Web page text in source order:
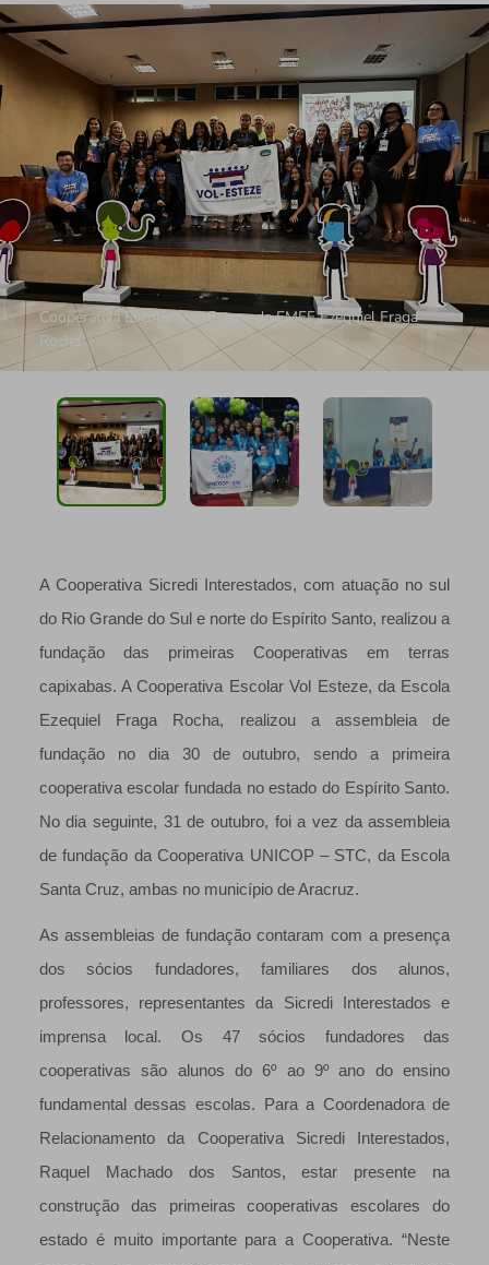
Cooperativa Escolar Vol-Esteze da EMEF Ezequiel Fraga
Rocha
A Cooperativa Sicredi Interestados, com atuação no sul
do Rio Grande do Sul e norte do Espírito Santo, realizou a
fundação das primeiras Cooperativas em terras
capixabas. A Cooperativa Escolar Vol Esteze, da Escola
Ezequiel Fraga Rocha, realizou a assembleia de
fundação no dia 30 de outubro, sendo a primeira
cooperativa escolar fundada no estado do Espírito Santo.
No dia seguinte, 31 de outubro, foi a vez da assembleia
de fundação da Cooperativa UNICOP – STC, da Escola
Santa Cruz, ambas no município de Aracruz.
As assembleias de fundação contaram com a presença
dos sócios fundadores, familiares dos alunos,
professores, representantes da Sicredi Interestados e
imprensa local. Os 47 sócios fundadores das
cooperativas são alunos do 6º ao 9º ano do ensino
fundamental dessas escolas. Para a Coordenadora de
Relacionamento da Cooperativa Sicredi Interestados,
Raquel Machado dos Santos, estar presente na
construção das primeiras cooperativas escolares do
estado é muito importante para a Cooperativa. “Neste